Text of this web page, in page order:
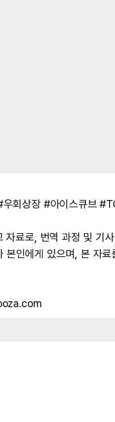
회상장 #아이스큐브
료로, 번역 과정 및 기
본인에게 있으며, 본 자